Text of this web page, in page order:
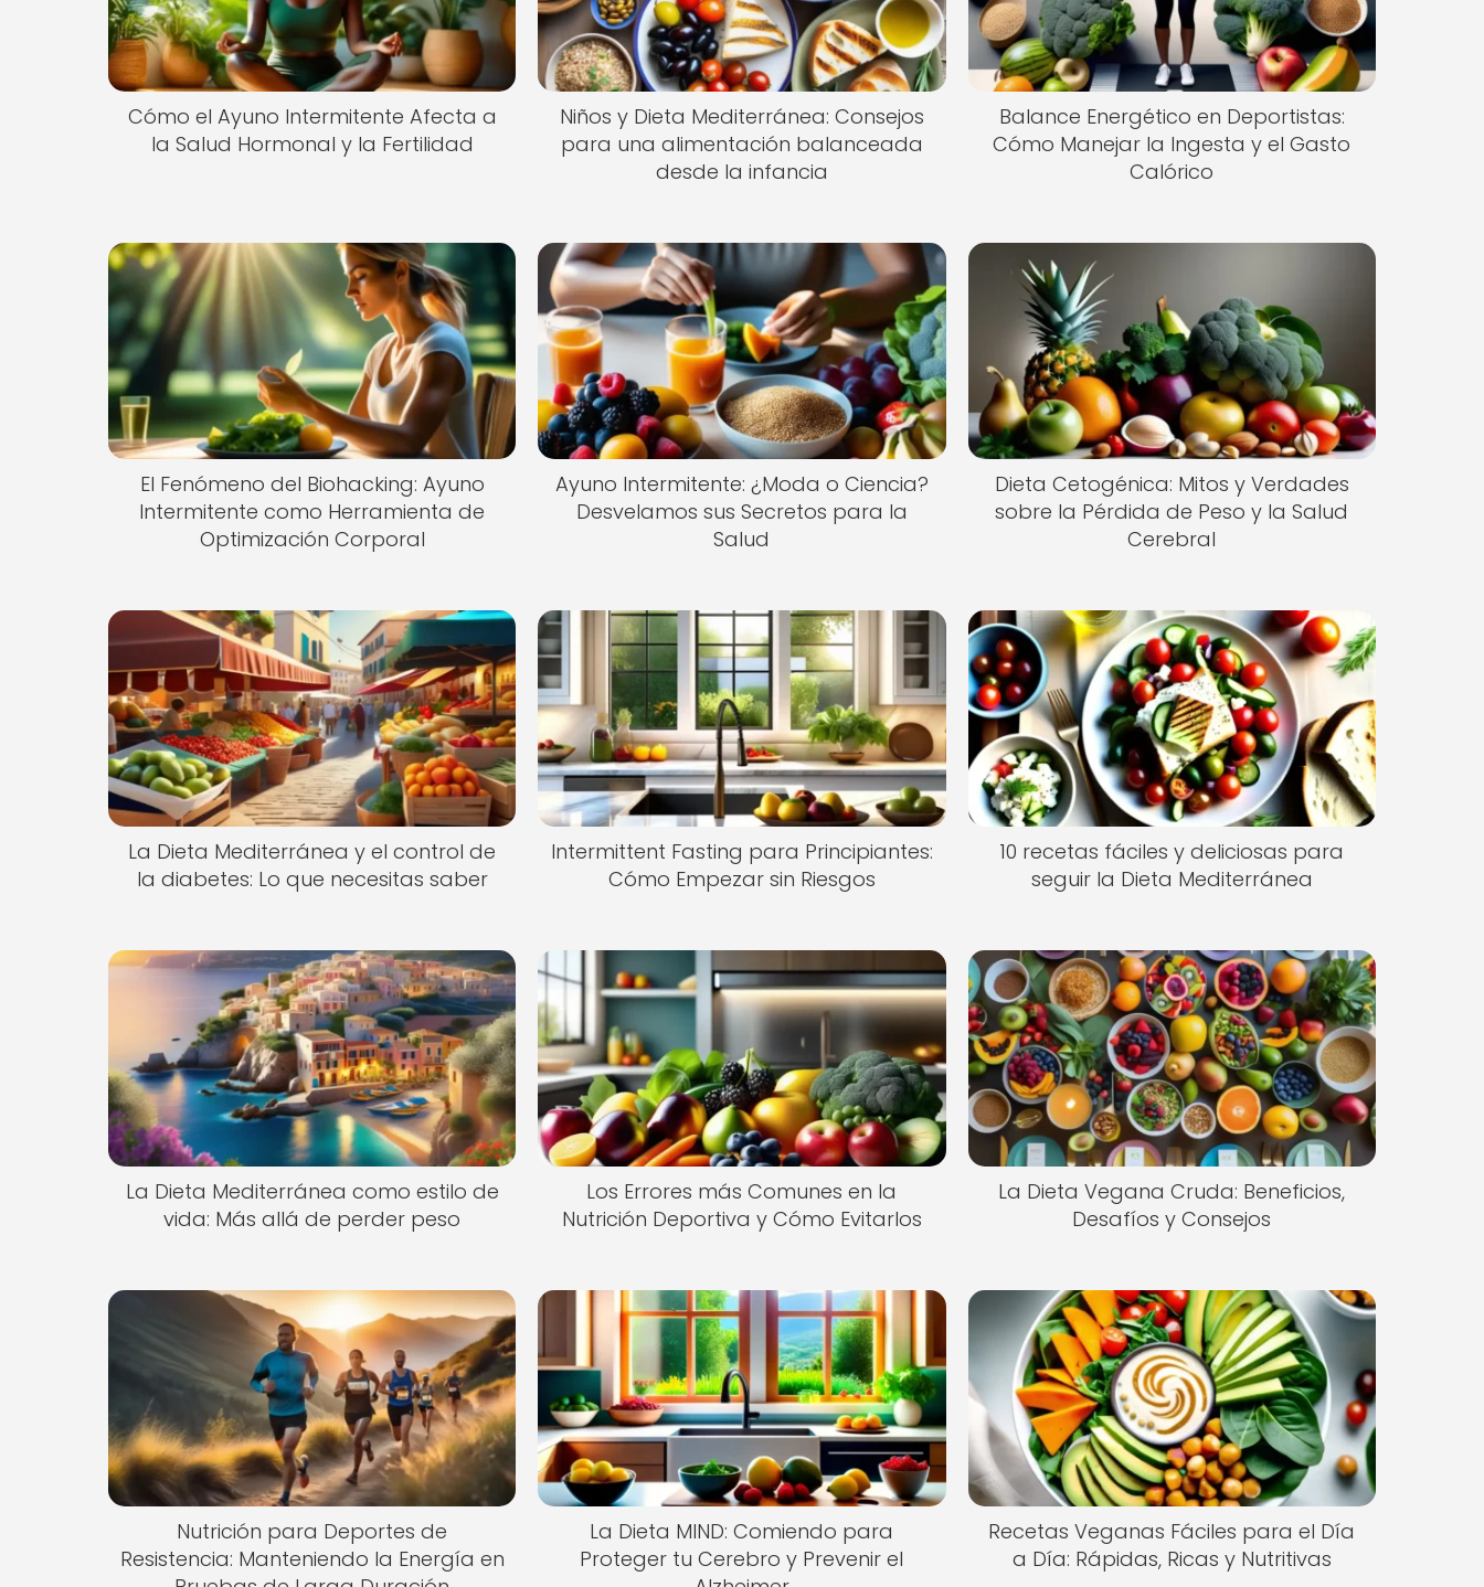
Cómo el Ayuno Intermitente Afecta a
la Salud Hormonal y la Fertilidad
Niños y Dieta Mediterránea: Consejos
para una alimentación balanceada
desde la infancia
Balance Energético en Deportistas:
Cómo Manejar la Ingesta y el Gasto
Calórico
El Fenómeno del Biohacking: Ayuno
Intermitente como Herramienta de
Optimización Corporal
Ayuno Intermitente: ¿Moda o Ciencia?
Desvelamos sus Secretos para la
Salud
Dieta Cetogénica: Mitos y Verdades
sobre la Pérdida de Peso y la Salud
Cerebral
La Dieta Mediterránea y el control de
la diabetes: Lo que necesitas saber
Intermittent Fasting para Principiantes:
Cómo Empezar sin Riesgos
10 recetas fáciles y deliciosas para
seguir la Dieta Mediterránea
La Dieta Mediterránea como estilo de
vida: Más allá de perder peso
Los Errores más Comunes en la
Nutrición Deportiva y Cómo Evitarlos
La Dieta Vegana Cruda: Beneficios,
Desafíos y Consejos
Nutrición para Deportes de
Resistencia: Manteniendo la Energía en
La Dieta MIND: Comiendo para
Proteger tu Cerebro y Prevenir el
Recetas Veganas Fáciles para el Día
a Día: Rápidas, Ricas y Nutritivas